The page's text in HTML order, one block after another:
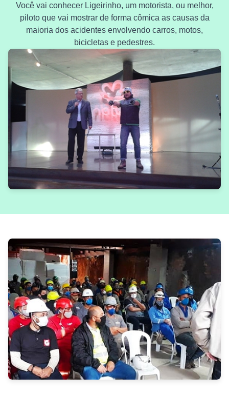
Você vai conhecer Ligeirinho, um motorista, ou melhor,
piloto que vai mostrar de forma cômica as causas da
maioria dos acidentes envolvendo carros, motos,
bicicletas e pedestres.